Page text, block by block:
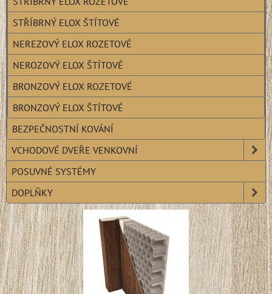
STŘÍBRNÝ ELOX ŠTÍTOVÉ
NEREZOVÝ ELOX ROZETOVÉ
NEROZOVÝ ELOX ŠTÍTOVÉ
BRONZOVÝ ELOX ROZETOVÉ
BRONZOVÝ ELOX ŠTÍTOVÉ
BEZPEČNOSTNÍ KOVÁNÍ
VCHODOVÉ DVEŘE VENKOVNÍ
POSUVNÉ SYSTÉMY
DOPLŇKY